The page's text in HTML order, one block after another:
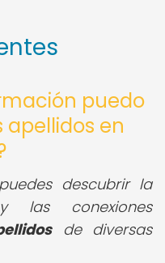
puedo
apellidos en
descubrir la
las conexiones
de diversas